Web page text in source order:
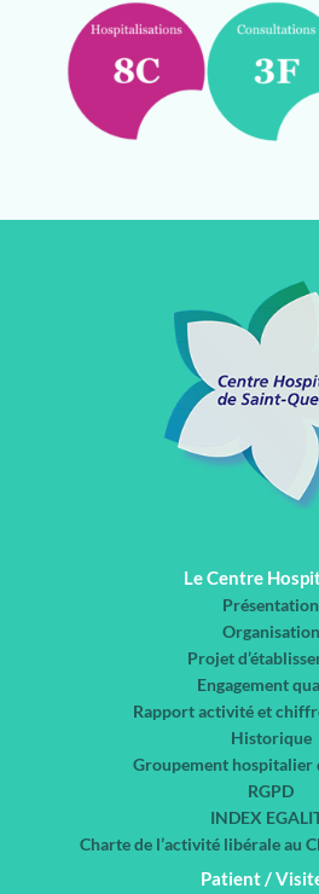
Le Centre
Présentation
Organisation
Projet
Engagement
Rapport activité et
Historique
Groupement
RGPD
INDEX
Charte de l’activité libérale au
Patient /